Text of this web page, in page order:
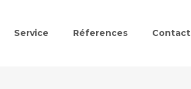
Service Réferences Contact